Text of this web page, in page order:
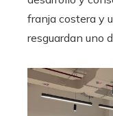
franja costera y
resguardan uno